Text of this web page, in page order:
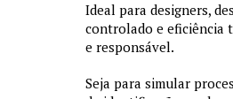
Ideal para designers,
controlado e eficiência
e responsável.
Seja para simular